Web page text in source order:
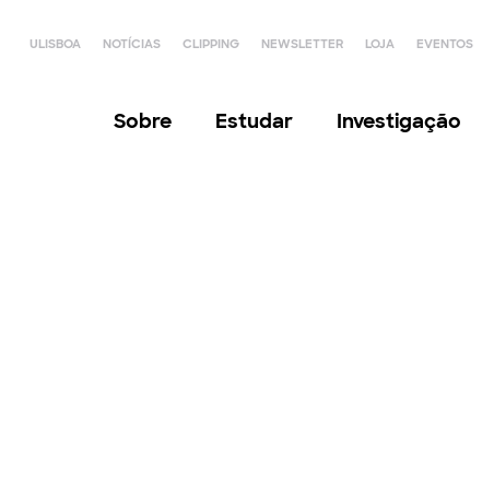
ULISBOA NOTÍCIAS CLIPPING NEWSLETTER LOJA EVENTOS
Sobre Estudar Investigação